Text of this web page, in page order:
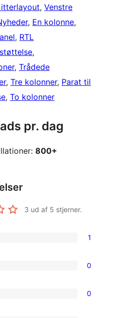
, Venstre
, En kolonne
, RTL
, Trådede
, Tre kolonner, Parat til
, To kolonner
pr. dag
800+
3 ud af 5 stjerner.
1
0
0